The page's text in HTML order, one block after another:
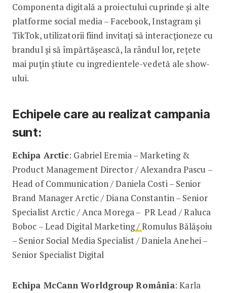
Componenta digitală a proiectului cuprinde și alte
platforme social media – Facebook, Instagram și
TikTok, utilizatorii fiind invitați să interacționeze cu
brandul și să împărtășească, la rândul lor, rețete
mai puțin știute cu ingredientele-vedetă ale show-
ului.
Echipele care au realizat campania
sunt:
Echipa Arctic: Gabriel Eremia – Marketing &
Product Management Director / Alexandra Pascu –
Head of Communication / Daniela Costi – Senior
Brand Manager Arctic / Diana Constantin – Senior
Specialist Arctic / Anca Morega – PR Lead / Raluca
Boboc – Lead Digital Marketing/Romulus Bălășoiu
– Senior Social Media Specialist / Daniela Anehei –
Senior Specialist Digital
Echipa McCann Worldgroup România: Karla